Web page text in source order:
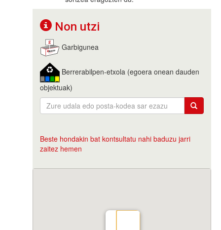
Non utzi
Garbigunea
Berrerabilpen-etxola (egoera onean dauden
objektuak)
Beste hondakin bat kontsultatu nahi baduzu jarri
zaitez hemen